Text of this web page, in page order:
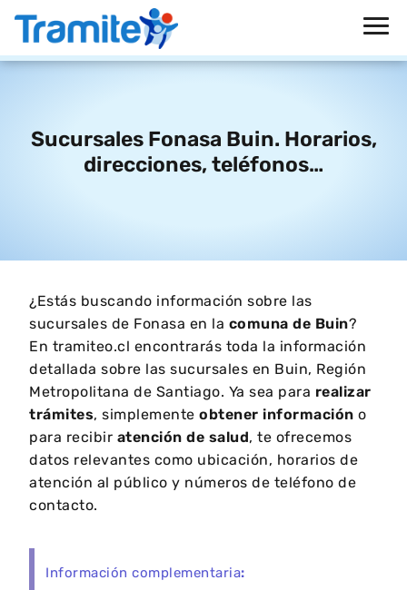
Sucursales Fonasa Buin. Horarios,
direcciones, teléfonos…
¿Estás buscando información sobre las
sucursales de Fonasa en la comuna de Buin?
En tramiteo.cl encontrarás toda la información
detallada sobre las sucursales en Buin, Región
Metropolitana de Santiago. Ya sea para realizar
trámites, simplemente obtener información o
para recibir atención de salud, te ofrecemos
datos relevantes como ubicación, horarios de
atención al público y números de teléfono de
contacto.
Información complementaria: